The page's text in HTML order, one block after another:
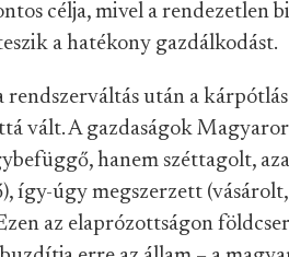
célja, mivel a rendezetlen
a hatékony gazdálkodást.
után a
vált. A gazdaságok
hanem széttagolt,
így-úgy megszerzett
az elaprózottságon